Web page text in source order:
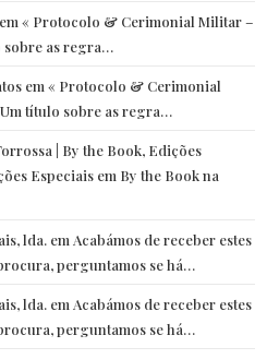
em« Protocolo & Cerimonial Militar –
sobre as regra…
em« Protocolo & Cerimonial
título sobre as regra…
| By the Book, Edições
Especiais em By the Book na
lda. em Acabámos de receber estes
perguntamos se há…
lda. em Acabámos de receber estes
perguntamos se há…